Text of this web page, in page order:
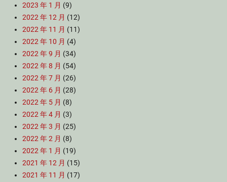
2023 年 1 月 (9)
2022 年 12 月 (12)
2022 年 11 月 (11)
2022 年 10 月 (4)
2022 年 9 月 (34)
2022 年 8 月 (54)
2022 年 7 月 (26)
2022 年 6 月 (28)
2022 年 5 月 (8)
2022 年 4 月 (3)
2022 年 3 月 (25)
2022 年 2 月 (8)
2022 年 1 月 (19)
2021 年 12 月 (15)
2021 年 11 月 (17)